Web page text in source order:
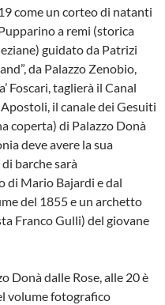
come un corteo di natanti
a remi (storica
guidato da Patrizi
da Palazzo Zenobio,
Foscari, taglierà il Canal
il canale dei Gesuiti
coperta) di Palazzo Donà
deve avere la sua
barche sarà
di Mario Bajardi e dal
del 1855 e un archetto
Franco Gulli) del giovane
Donà dalle Rose, alle 20 è
volume fotografico